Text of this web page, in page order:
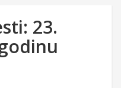
23.